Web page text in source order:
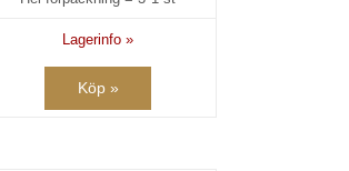
Lagerinfo »
Köp »